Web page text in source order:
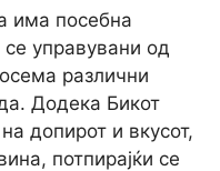
има посебна
се управувани од
различни
Додека Бикот
допирот и вкусот,
потпирајќи се